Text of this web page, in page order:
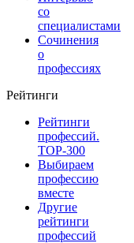
со
специалистами
Сочинения
о
профессиях
Рейтинги
Рейтинги
профессий.
TOP-300
Выбираем
профессию
вместе
Другие
рейтинги
профессий